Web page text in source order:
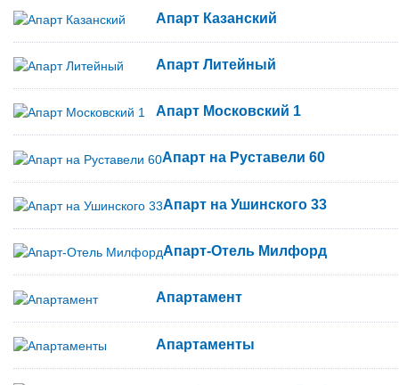
Апарт Казанский
Апарт Литейный
Апарт Московский 1
Апарт на Руставели 60
Апарт на Ушинского 33
Апарт-Oтель Милфорд
Апартамент
Апартаменты